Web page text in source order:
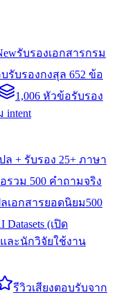
รับรองเอกสารกรม
รับรองกงสุล 652 ข้อ
1,006 หัวข้อรับรอง
intent
ล + รับรอง 25+ ภาษา
รวม 500 คำถามจริง
เอกสารยอดนิยม500
Datasets (เปิด
และนักวิจัยใช้งาน
รีวิวเสียงตอบรับจาก